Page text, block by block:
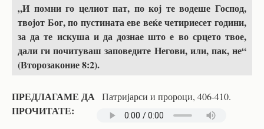
„И помни го целиот пат, по кој те водеше Господ,
твојот Бог, по пустината еве веќе четириесет години,
за да те искуша и да дознае што е во срцето твое,
дали ги почитуваш заповедите Негови, или, пак, не“
(Второзаконие 8:2).
ПРЕДЛАГАМЕ ДА
ПРОЧИТАТЕ:
Патријарси и пророци, 406-410.